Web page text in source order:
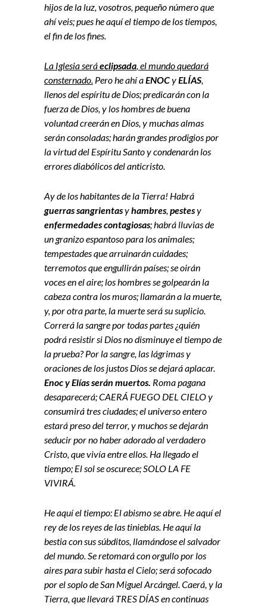
hijos de la luz, vosotros, pequeño número que
ahí veis; pues he aquí el tiempo de los tiempos,
el fin de los fines.
La Iglesia seráeclipsada , el mundo quedará
consternado. Pero he ahí aENOCyELÍAS
llenos del espíritu de Dios; predicarán con la
fuerza de Dios, y los hombres de buena
voluntad creerán en Dios, y muchas almas
serán consoladas; harán grandes prodigios por
la virtud del Espíritu Santo y condenarán los
errores diabólicos del anticristo.
Ay de los habitantes de la Tierra! Habrá
guerras sangrientasyhambres pestesy
enfermedades contagiosas; habrá lluvias de
un granizo espantoso para los animales;
tempestades que arruinarán cuidades;
terremotos que engullirán países; se oirán
voces en el aire; los hombres se golpearán la
cabeza contra los muros; llamarán a la muerte,
y, por otra parte, la muerte será su suplicio.
Correrá la sangre por todas partes ¿quién
podrá resistir si Dios no disminuye el tiempo de
la prueba? Por la sangre, las lágrimas y
oraciones de los justos Dios se dejará aplacar.
Enoc y Elías serán muertos. Roma pagana
desaparecerá; CAERÁ FUEGO DEL CIELO y
consumirá tres ciudades; el universo entero
estará preso del terror, y muchos se dejarán
seducir por no haber adorado al verdadero
Cristo, que vivía entre ellos. Ha llegado el
tiempo; El sol se oscurece; SOLO LA FE
VIVIRÁ.
He aquí el tiempo: El abismo se abre. He aquí el
rey de los reyes de las tinieblas. He aquí la
bestia con sus súbditos, llamándose el salvador
del mundo. Se retomará con orgullo por los
aires para subir hasta el Cielo; será sofocado
por el soplo de San Miguel Arcángel. Caerá, y la
Tierra, que llevará TRES DÍAS en continuas